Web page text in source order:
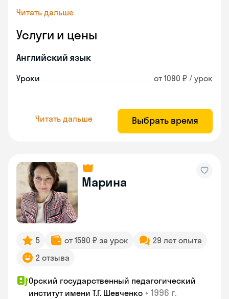
Читать дальше
Услуги и цены
Английский язык
Уроки от 1090 ₽ / урок
Читать дальше Выбрать время
Марина
5 от 1590 ₽ за урок
29 лет опыта
2 отзыва
Орский государственный педагогический
институт имени Т.Г. Шевченко • 1996 г.